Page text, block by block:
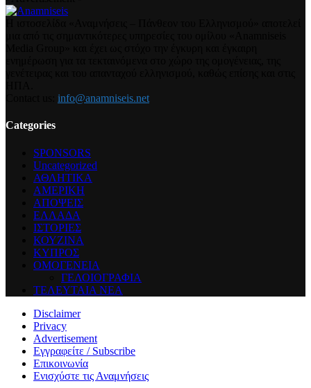
info@anamniseis.net
Categories
SPONSORS
Uncategorized
ΑΘΛΗΤΙΚΑ
ΑΜΕΡΙΚΗ
ΑΠΟΨΕΙΣ
ΕΛΛΑΔΑ
ΙΣΤΟΡΙΕΣ
ΚΟΥΖΙΝΑ
ΚΥΠΡΟΣ
ΟΜΟΓΕΝΕΙΑ
ΓΕΛΟΙΟΓΡΑΦΙΑ
ΤΕΛΕΥΤΑΙΑ ΝΕΑ
Disclaimer
Privacy
Advertisement
Εγγραφείτε / Subscribe
Επικοινωνία
Ενισχύστε τις Αναμνήσεις